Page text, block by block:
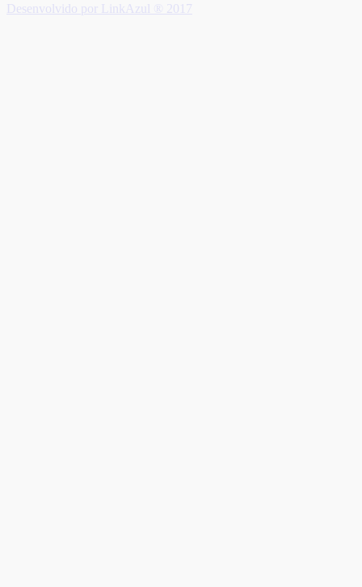
Desenvolvido por LinkAzul ® 2017